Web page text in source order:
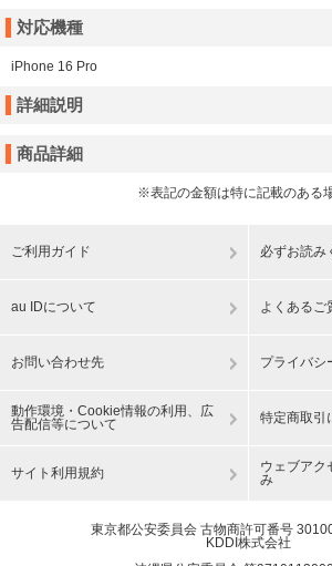
対応機種
iPhone 16 Pro
詳細説明
商品詳細
※表記の金額は特に記載のある
ご利用ガイド 必ずお読み
au IDについて よくあるご
お問い合わせ先 プライバシ
動作環境・Cookie情報の利用、広
告配信等について
特定商取引
サイト利用規約
ウェブアク
み
東京都公安委員会 古物商許可番号
KDDI株式会社